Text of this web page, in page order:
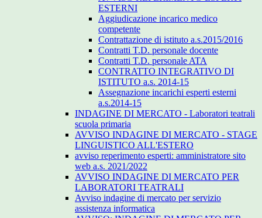
ESTERNI
Aggiudicazione incarico medico
competente
Contrattazione di istituto a.s.2015/2016
Contratti T.D. personale docente
Contratti T.D. personale ATA
CONTRATTO INTEGRATIVO DI
ISTITUTO a.s. 2014-15
Assegnazione incarichi esperti esterni
a.s.2014-15
INDAGINE DI MERCATO - Laboratori teatrali
scuola primaria
AVVISO INDAGINE DI MERCATO - STAGE
LINGUISTICO ALL'ESTERO
avviso reperimento esperti: amministratore sito
web a.s. 2021/2022
AVVISO INDAGINE DI MERCATO PER
LABORATORI TEATRALI
Avviso indagine di mercato per servizio
assistenza informatica